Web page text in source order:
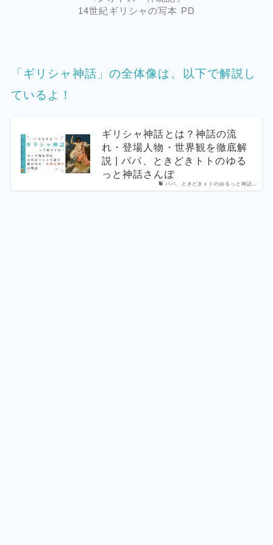
14世紀ギリシャの写本 PD
「ギリシャ神話」の全体像は、以下で解説し
ているよ！
パパ、ときどきトトのゆるっと神話…
ギリシャ神話とは？神話の流
れ・登場人物・世界観を徹底解
説 | パパ、ときどきトトのゆる
っと神話さんぽ